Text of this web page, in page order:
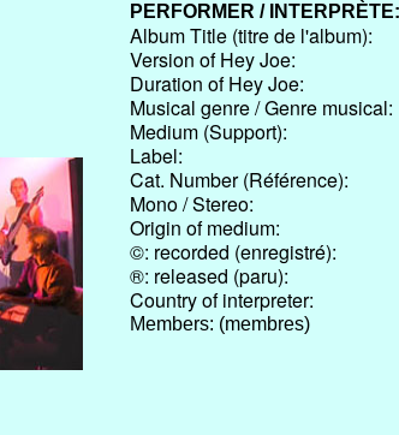
PERFORMER / INTERPRÈTE:
Album Title (titre de l'album):
Version of Hey Joe:
Duration of Hey Joe:
Musical genre / Genre musical:
Medium (Support):
Label:
Cat. Number (Référence):
Mono / Stereo:
Origin of medium:
©: recorded (enregistré):
®: released (paru):
Country of interpreter:
Members: (membres)